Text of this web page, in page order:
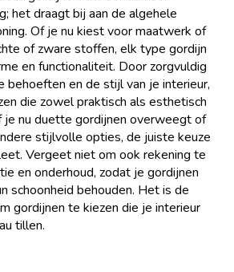
het draagt bij aan de algehele
Of je nu kiest voor maatwerk of
of zware stoffen, elk type gordijn
en functionaliteit. Door zorgvuldig
behoeften en de stijl van je interieur,
die zowel praktisch als esthetisch
je nu duette gordijnen overweegt of
stijlvolle opties, de juiste keuze
Vergeet niet om ook rekening te
en onderhoud, zodat je gordijnen
schoonheid behouden. Het is de
gordijnen te kiezen die je interieur
tillen.